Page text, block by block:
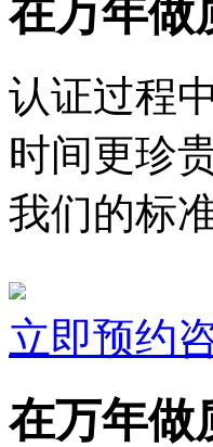
在万年做
认证过程
时间更珍
我们的标
立即预约
在万年做